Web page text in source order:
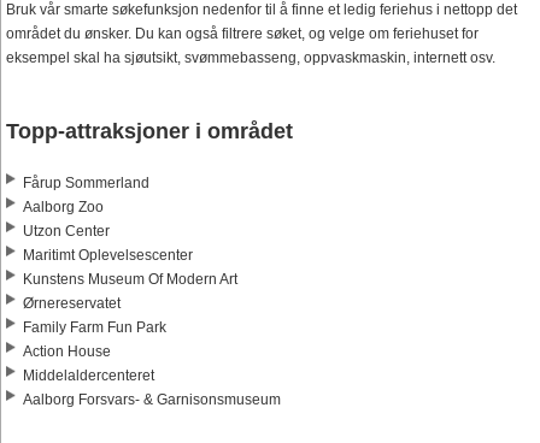
Bruk vår smarte søkefunksjon nedenfor til å finne et ledig feriehus i nettopp det
området du ønsker. Du kan også filtrere søket, og velge om feriehuset for
eksempel skal ha sjøutsikt, svømmebasseng, oppvaskmaskin, internett osv.
Topp-attraksjoner i området
Fårup Sommerland
Aalborg Zoo
Utzon Center
Maritimt Oplevelsescenter
Kunstens Museum Of Modern Art
Ørnereservatet
Family Farm Fun Park
Action House
Middelaldercenteret
Aalborg Forsvars- & Garnisonsmuseum